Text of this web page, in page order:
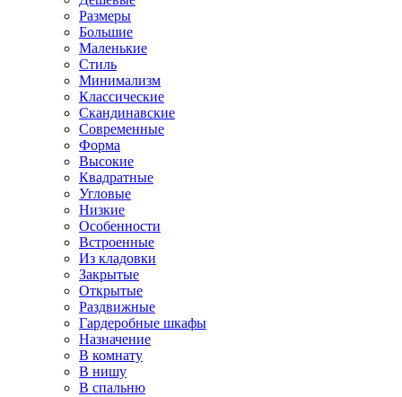
Размеры
Большие
Маленькие
Стиль
Минимализм
Классические
Скандинавские
Современные
Форма
Высокие
Квадратные
Угловые
Низкие
Особенности
Встроенные
Из кладовки
Закрытые
Открытые
Раздвижные
Гардеробные шкафы
Назначение
В комнату
В нишу
В спальню